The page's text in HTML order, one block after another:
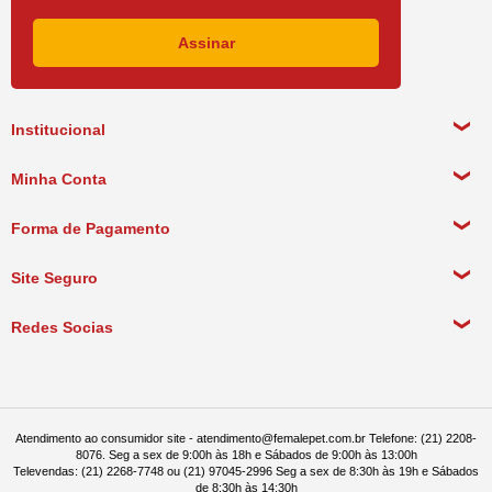
Institucional
Política de Pagamento
Política de Entrega
Minha Conta
Forma de Pagamento
Site Seguro
Redes Socias
Atendimento ao consumidor site - atendimento@femalepet.com.br Telefone: (21) 2208-
8076. Seg a sex de 9:00h às 18h e Sábados de 9:00h às 13:00h
Televendas: (21) 2268-7748 ou (21) 97045-2996 Seg a sex de 8:30h às 19h e Sábados
de 8:30h às 14:30h